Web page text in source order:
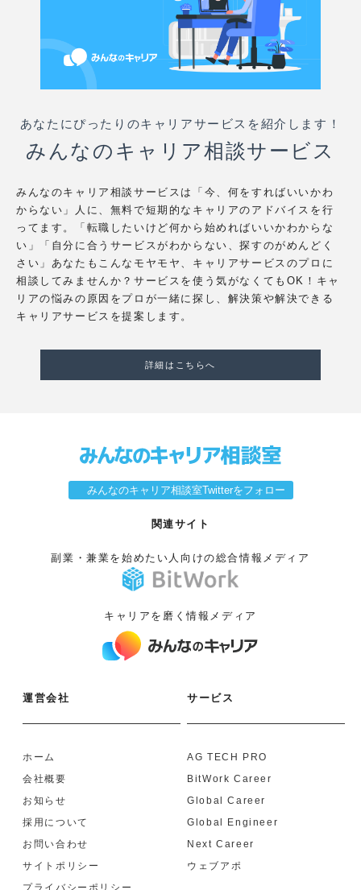
あなたにぴったりのキャリアサービスを紹介します！
みんなのキャリア相談サービス
みんなのキャリア相談サービスは「今、何をすればいいかわ
からない」人に、無料で短期的なキャリアのアドバイスを行
ってます。「転職したいけど何から始めればいいかわからな
い」「自分に合うサービスがわからない、探すのがめんどく
さい」あなたもこんなモヤモヤ、キャリアサービスのプロに
相談してみませんか？サービスを使う気がなくてもOK！キャ
リアの悩みの原因をプロが一緒に探し、解決策や解決できる
キャリアサービスを提案します。
詳細はこちらへ
みんなのキャリア相談室Twitterをフォロー
関連サイト
副業・兼業を始めたい人向けの総合情報メディア
キャリアを磨く情報メディア
運営会社
ホーム
会社概要
お知らせ
採用について
お問い合わせ
サイトポリシー
プライバシーポリシー
サービス
AG TECH PRO
BitWork Career
Global Career
Global Engineer
Next Career
ウェブアポ